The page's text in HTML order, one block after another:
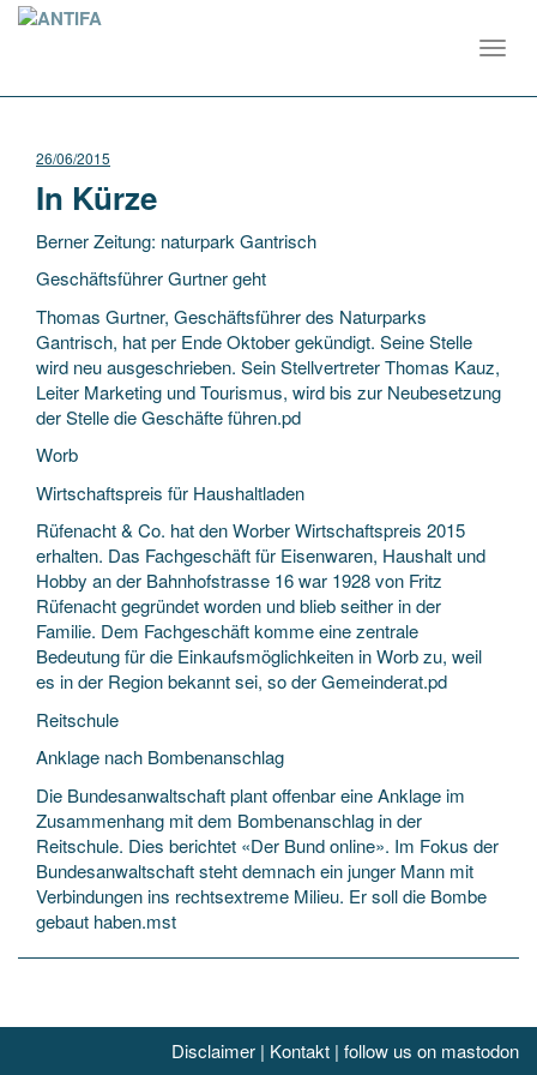
26/06/2015
In Kürze
Berner Zeitung: naturpark Gantrisch
Geschäftsführer Gurtner geht
Thomas Gurtner, Geschäftsführer des Naturparks
Gantrisch, hat per Ende Oktober gekündigt. Seine Stelle
wird neu ausgeschrieben. Sein Stellvertreter Thomas Kauz,
Leiter Marketing und Tourismus, wird bis zur Neubesetzung
der Stelle die Geschäfte führen.pd
Worb
Wirtschaftspreis für Haushaltladen
Rüfenacht & Co. hat den Worber Wirtschaftspreis 2015
erhalten. Das Fachgeschäft für Eisenwaren, Haushalt und
Hobby an der Bahnhofstrasse 16 war 1928 von Fritz
Rüfenacht gegründet worden und blieb seither in der
Familie. Dem Fachgeschäft komme eine zentrale
Bedeutung für die Einkaufsmöglichkeiten in Worb zu, weil
es in der Region bekannt sei, so der Gemeinderat.pd
Reitschule
Anklage nach Bombenanschlag
Die Bundesanwaltschaft plant offenbar eine Anklage im
Zusammenhang mit dem Bombenanschlag in der
Reitschule. Dies berichtet «Der Bund online». Im Fokus der
Bundesanwaltschaft steht demnach ein junger Mann mit
Verbindungen ins rechtsextreme Milieu. Er soll die Bombe
gebaut haben.mst
Disclaimer | Kontakt | follow us on mastodon